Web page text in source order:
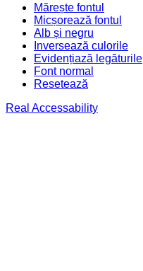
Mărește fontul
Micșorează fontul
Alb și negru
Inversează culorile
Evidențiază legăturile
Font normal
Resetează
Real Accessability